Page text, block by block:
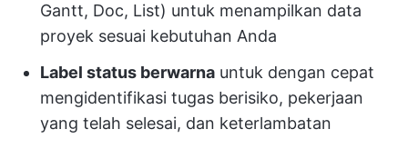
Gantt, Doc, List) untuk menampilkan data
proyek sesuai kebutuhan Anda
Label status berwarna untuk dengan cepat
mengidentifikasi tugas berisiko, pekerjaan
yang telah selesai, dan keterlambatan